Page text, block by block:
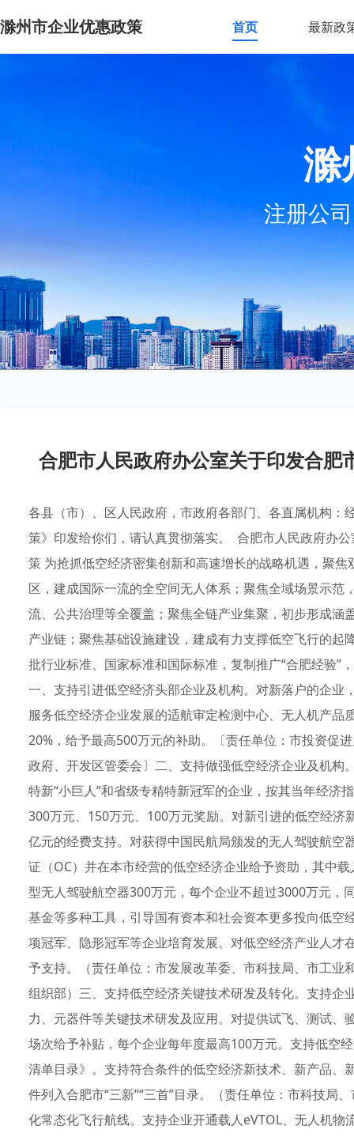
滁州市企业优惠政策 首页 最新政
滁
注册公
合肥市人民政府办公室关于印发合
各县（市）、区人民政府，市政府各部门、各直属机构
策》印发给你们，请认真贯彻落实。 合肥市人民政府办
策 为抢抓低空经济密集创新和高速增长的战略机遇，聚
区，建成国际一流的全空间无人体系；聚焦全域场景示
流、公共治理等全覆盖；聚焦全链产业集聚，初步形成
产业链；聚焦基础设施建设，建成有力支撑低空飞行的
批行业标准、国家标准和国际标准，复制推广“合肥经验”
一、支持引进低空经济头部企业及机构。对新落户的企
服务低空经济企业发展的适航审定检测中心、无人机产
20%，给予最高500万元的补助。〔责任单位：市投资促
政府、开发区管委会〕二、支持做强低空经济企业及机构
特新“小巨人”和省级专精特新冠军的企业，按其当年经济
300万元、150万元、100万元奖励。对新引进的低空经
亿元的经费支持。对获得中国民航局颁发的无人驾驶航空
证（OC）并在本市经营的低空经济企业给予资助，其中
型无人驾驶航空器300万元，每个企业不超过3000万元，
基金等多种工具，引导国有资本和社会资本更多投向低空
项冠军、隐形冠军等企业培育发展。对低空经济产业人
予支持。（责任单位：市发展改革委、市科技局、市工
组织部）三、支持低空经济关键技术研发及转化。支持
力、元器件等关键技术研发及应用。对提供试飞、测试
场次给予补贴，每个企业每年度最高100万元。支持低空
清单目录》。支持符合条件的低空经济新技术、新产品
件列入合肥市“三新”“三首”目录。（责任单位：市科技局
化常态化飞行航线。支持企业开通载人eVTOL、无人机